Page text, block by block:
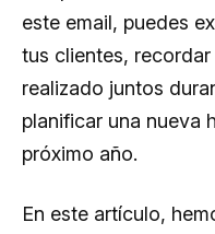
este email, puedes
tus clientes,
realizado juntos
planificar una nueva
próximo año.
En este artículo,